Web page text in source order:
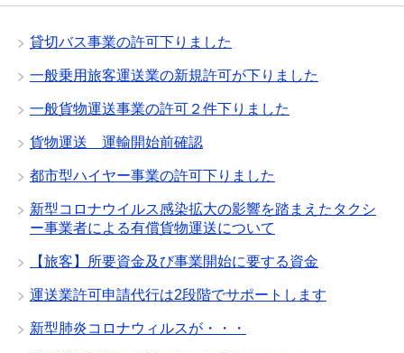
貸切バス事業の許可下りました
一般乗用旅客運送業の新規許可が下りました
一般貨物運送事業の許可２件下りました
貨物運送 運輸開始前確認
都市型ハイヤー事業の許可下りました
新型コロナウイルス感染拡大の影響を踏まえたタクシ
ー事業者による有償貨物運送について
【旅客】所要資金及び事業開始に要する資金
運送業許可申請代行は2段階でサポートします
新型肺炎コロナウィルスが・・・